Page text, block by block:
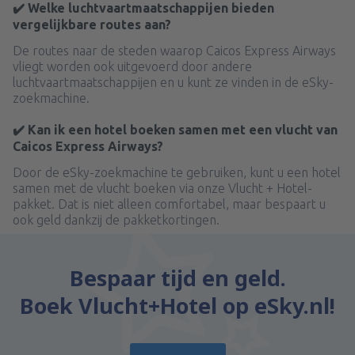
✔️ Welke luchtvaartmaatschappijen bieden
vergelijkbare routes aan?
De routes naar de steden waarop Caicos Express Airways
vliegt worden ook uitgevoerd door andere
luchtvaartmaatschappijen en u kunt ze vinden in de eSky-
zoekmachine.
✔️ Kan ik een hotel boeken samen met een vlucht van
Caicos Express Airways?
Door de eSky-zoekmachine te gebruiken, kunt u een hotel
samen met de vlucht boeken via onze Vlucht + Hotel-
pakket. Dat is niet alleen comfortabel, maar bespaart u
ook geld dankzij de pakketkortingen.
Bespaar tijd en geld.
Boek Vlucht+Hotel op eSky.nl!